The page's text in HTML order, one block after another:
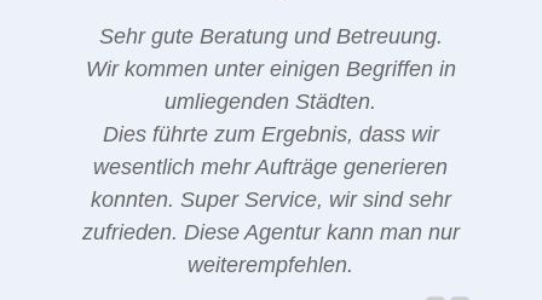
Sehr gute Beratung und Betreuung.
Wir kommen unter einigen Begriffen in
umliegenden Städten.
Dies führte zum Ergebnis, dass wir
wesentlich mehr Aufträge generieren
konnten. Super Service, wir sind sehr
zufrieden. Diese Agentur kann man nur
weiterempfehlen.